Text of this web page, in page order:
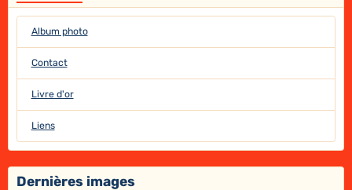
Album photo
Contact
Livre d'or
Liens
Dernières images